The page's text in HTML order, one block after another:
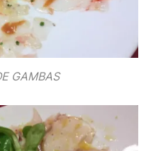
GAMBAS